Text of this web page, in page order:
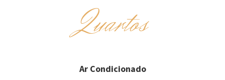
Quartos
Ar Condicionado